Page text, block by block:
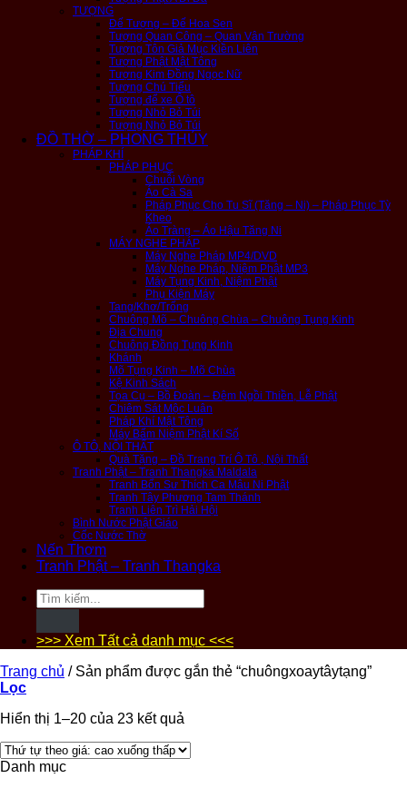
TƯỢNG
Đế Tượng – Đế Hoa Sen
Tượng Quan Công – Quan Vân Trường
Tượng Tôn Giả Mục Kiền Liên
Tượng Phật Mật Tông
Tượng Kim Đồng Ngọc Nữ
Tượng Chú Tiểu
Tượng để xe Ô tô
Tượng Nhỏ Bỏ Túi
Tượng Nhỏ Bỏ Túi
ĐỒ THỜ – PHONG THỦY
PHÁP KHÍ
PHÁP PHỤC
Chuỗi Vòng
Áo Cà Sa
Pháp Phục Cho Tu Sĩ (Tăng – Ni) – Pháp Phục Tỳ
Kheo
Áo Tràng – Áo Hậu Tăng Ni
MÁY NGHE PHÁP
Máy Nghe Pháp MP4/DVD
Máy Nghe Pháp, Niệm Phật MP3
Máy Tụng Kinh, Niệm Phật
Phụ Kiện Máy
Tang/Khơ/Trống
Chuông Mõ – Chuông Chùa – Chuông Tụng Kinh
Địa Chung
Chuông Đồng Tụng Kinh
Khánh
Mõ Tụng Kinh – Mõ Chùa
Kệ Kinh Sách
Tọa Cụ – Bồ Đoàn – Đệm Ngồi Thiền, Lễ Phật
Chiêm Sát Mộc Luân
Pháp Khí Mật Tông
Máy Bấm Niệm Phật Kí Số
Ô TÔ, NỘI THẤT
Quà Tặng – Đồ Trang Trí Ô Tô , Nội Thất
Tranh Phật – Tranh Thangka Maldala
Tranh Bổn Sư Thích Ca Mâu Ni Phật
Tranh Tây Phương Tam Thánh
Tranh Liên Trì Hải Hội
Bình Nước Phật Giáo
Cốc Nước Thờ
Nến Thơm
Tranh Phật – Tranh Thangka
Tìm
kiếm:
>>> Xem Tất cả danh mục <<<
Trang chủ /Sản phẩm được gắn thẻ “chuôngxoaytâytạng”
Lọc
Hiển thị 1–20 của 23 kết quả
Danh mục